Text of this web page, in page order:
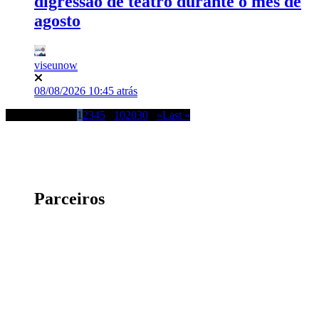
agosto
viseunow
08/08/2026 10:45 atrás
1 2345 102030 »Last »
Parceiros